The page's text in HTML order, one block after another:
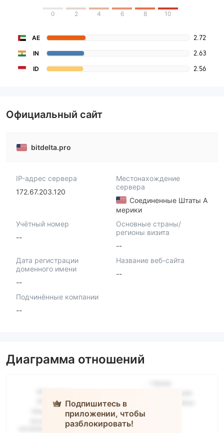
0 2 4 6 8 10
AE 2.72
IN 2.63
ID 2.56
Официальный сайт
bitdelta.pro
IP-адрес сервера
172.67.203.120
Местонахождение
сервера
Соединенные Штаты А
мерики
Учётный номер
--
Основные страны/
регионы визита
--
Дата регистрации
доменного имени
--
Название веб-сайта
--
Подчинённые компании
--
Диаграмма отношений
Подпишитесь в
приложении, чтобы
разблокировать!
BitDelta Pro